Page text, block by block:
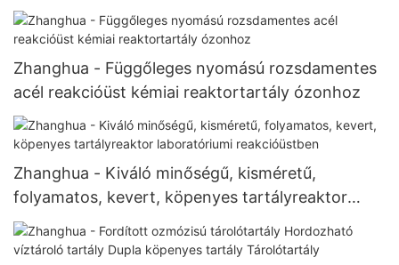
Dupla kúpos forgó vákuumszárító
Zhanghua - Függőleges nyomású rozsdamentes
acél reakcióüst kémiai reaktortartály ózonhoz
Zhanghua - Kiváló minőségű, kisméretű,
folyamatos, kevert, köpenyes tartályreaktor
laboratóriumi reakcióüstben